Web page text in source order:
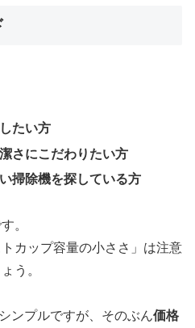
たい方
さにこだわりたい方
掃除機を探している方
。
カップ容量の小ささ」は注意
う。
ンプルですが、そのぶん価格